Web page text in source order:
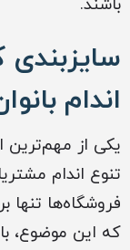
باشند.
اندام
یکی از مهم‌ترین
تنوع اندام
فروشگاه‌ها تنها
که این موضوع،